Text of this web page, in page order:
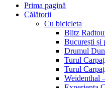
Prima pagină
Călătorii
Cu bicicleta
Blitz
București și
Drumul
Turul
Turul
Weidenthal